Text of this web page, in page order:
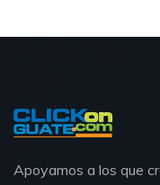
Apoyamos a los que